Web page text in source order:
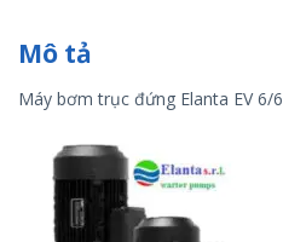
Mô tả
Máy bơm trục đứng Elanta EV 6/6